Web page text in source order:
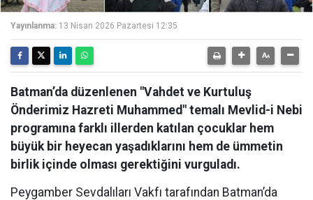
Yayınlanma: 13 Nisan 2026 Pazartesi 12:35
Batman’da düzenlenen "Vahdet ve Kurtuluş
Önderimiz Hazreti Muhammed" temalı Mevlid-i Nebi
programına farklı illerden katılan çocuklar hem
büyük bir heyecan yaşadıklarını hem de ümmetin
birlik içinde olması gerektiğini vurguladı.
Peygamber Sevdalıları Vakfı tarafından Batman’da